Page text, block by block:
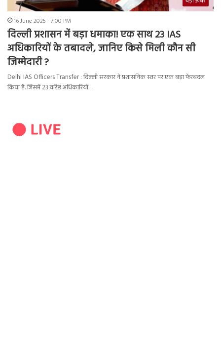
16 June 2025 - 7:00 PM
दिल्ली प्रशासन में बड़ा धमाका! एक साथ 23 IAS
अधिकारियों के तबादले, जानिए किसे मिली कौन सी
जिम्मेदारी ?
Delhi IAS Officers Transfer : दिल्ली सरकार ने प्रशासनिक स्तर पर एक बड़ा फेरबदल
किया है. जिसमें 23 वरिष्ठ अधिकारियों…